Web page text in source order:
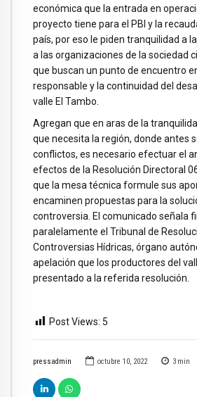
pressadmin octubre 10, 2022 3 min
económica que la entrada en
proyecto tiene para el PBI y la
país, por eso le piden tranquilidad a
a las organizaciones de la sociedad
que buscan un punto de encuentro
responsable y la continuidad del
valle El Tambo.
Agregan que en aras de la
que necesita la región, donde antes
conflictos, es necesario efectuar el
efectos de la Resolución Directoral
que la mesa técnica formule sus
encaminen propuestas para la
controversia. El comunicado señala
paralelamente el Tribunal de
Controversias Hídricas, órgano
apelación que los productores del
presentado a la referida resolución.
Post Views: 5